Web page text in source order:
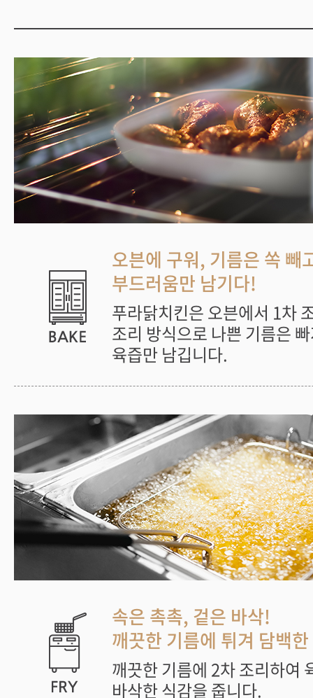
오븐에 구워, 기름은 쏙 빼
부드러움만 남기다!
푸라닭치킨은 오븐에서 1차
조리 방식으로 나쁜 기름은
육즙만 남깁니다.
속은 촉촉, 겉은 바삭!
깨끗한 기름에 튀겨 담백
깨끗한 기름에 2차 조리하여
바삭한 식감을 줍니다.